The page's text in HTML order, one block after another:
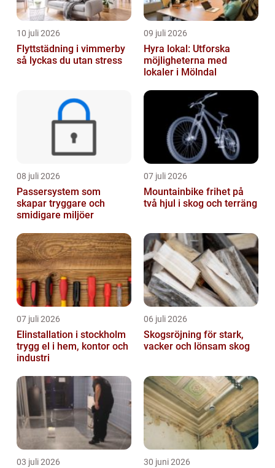
10 juli 2026
Flyttstädning i vimmerby
så lyckas du utan stress
09 juli 2026
Hyra lokal: Utforska
möjligheterna med
lokaler i Mölndal
08 juli 2026
Passersystem som
skapar tryggare och
smidigare miljöer
07 juli 2026
Mountainbike frihet på
två hjul i skog och terräng
07 juli 2026
Elinstallation i stockholm
trygg el i hem, kontor och
industri
06 juli 2026
Skogsröjning för stark,
vacker och lönsam skog
03 juli 2026 30 juni 2026